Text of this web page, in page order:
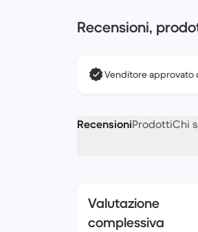
Recensioni,
Venditore approvato
RecensioniProdottiChi
Valutazione
complessiva